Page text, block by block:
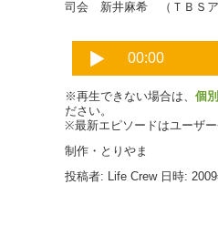
司会 新井麻希 （ＴＢＳア
※再生できない場合は、 個
ださい。
※最新エピソードはユーザ
制作・とりやま
投稿者: Life Crew 日時: